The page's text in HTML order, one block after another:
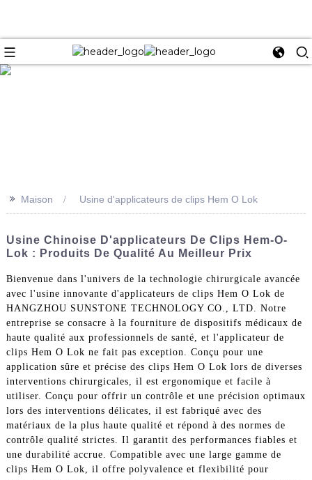
>> Maison Usine d'applicateurs de clips Hem O Lok
Usine Chinoise D'applicateurs De Clips Hem-O-
Lok : Produits De Qualité Au Meilleur Prix
Bienvenue dans l'univers de la technologie chirurgicale avancée
avec l'usine innovante d'applicateurs de clips Hem O Lok de
HANGZHOU SUNSTONE TECHNOLOGY CO., LTD. Notre
entreprise se consacre à la fourniture de dispositifs médicaux de
haute qualité aux professionnels de santé, et l'applicateur de
clips Hem O Lok ne fait pas exception. Conçu pour une
application sûre et précise des clips Hem O Lok lors de diverses
interventions chirurgicales, il est ergonomique et facile à
utiliser. Conçu pour offrir un contrôle et une précision optimaux
lors des interventions délicates, il est fabriqué avec des
matériaux de la plus haute qualité et répond à des normes de
contrôle qualité strictes. Il garantit des performances fiables et
une durabilité accrue. Compatible avec une large gamme de
clips Hem O Lok, il offre polyvalence et flexibilité pour